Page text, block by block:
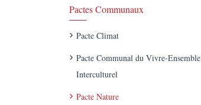
Pactes Communaux
Pacte Climat
Pacte Communal du Vivre-Ensemble
Interculturel
Pacte Nature